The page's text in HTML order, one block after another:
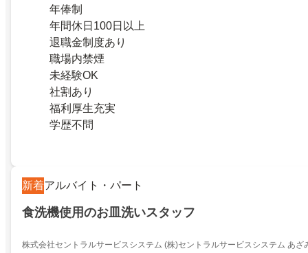
年俸制
年間休日100日以上
退職金制度あり
職場内禁煙
未経験OK
社割あり
福利厚生充実
学歴不問
新着アルバイト・パート
食洗機使用のお皿洗いスタッフ
株式会社セントラルサービスシステム (株)セントラルサービスシステム あざ